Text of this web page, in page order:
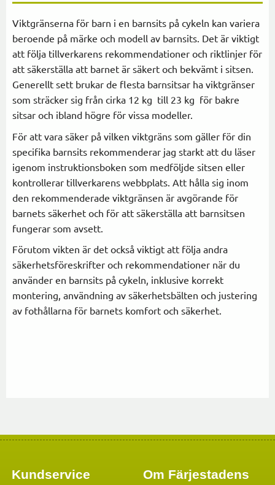
Viktgränserna för barn i en barnsits på cykeln kan variera
beroende på märke och modell av barnsits. Det är viktigt
att följa tillverkarens rekommendationer och riktlinjer för
att säkerställa att barnet är säkert och bekvämt i sitsen.
Generellt sett brukar de flesta barnsitsar ha viktgränser
som sträcker sig från cirka 12 kg till 23 kg för bakre
sitsar och ibland högre för vissa modeller.
För att vara säker på vilken viktgräns som gäller för din
specifika barnsits rekommenderar jag starkt att du läser
igenom instruktionsboken som medföljde sitsen eller
kontrollerar tillverkarens webbplats. Att hålla sig inom
den rekommenderade viktgränsen är avgörande för
barnets säkerhet och för att säkerställa att barnsitsen
fungerar som avsett.
Förutom vikten är det också viktigt att följa andra
säkerhetsföreskrifter och rekommendationer när du
använder en barnsits på cykeln, inklusive korrekt
montering, användning av säkerhetsbälten och justering
av fothållarna för barnets komfort och säkerhet.
Kundservice
Om Färjestadens